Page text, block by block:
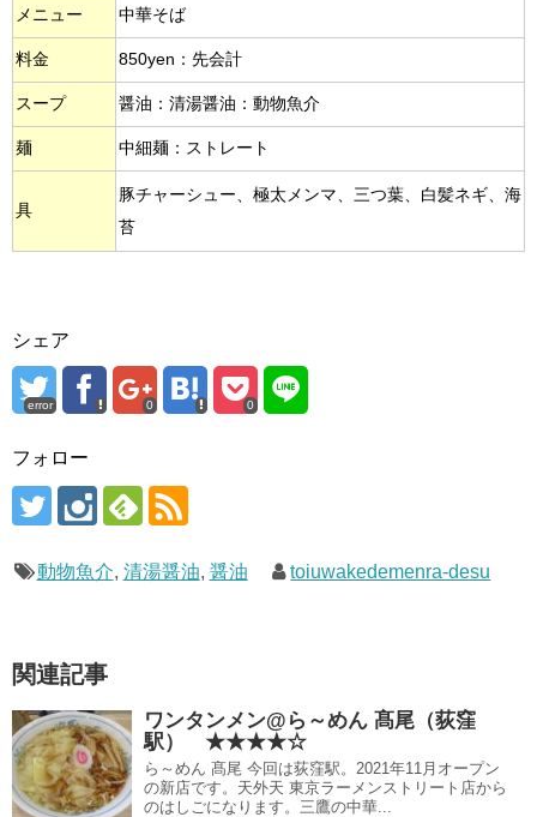
メニュー 中華そば
料金 850yen：先会計
スープ 醤油：清湯醤油：動物魚介
麺 中細麺：ストレート
具
豚チャーシュー、極太メンマ、三つ葉、白髪ネギ、海
苔
シェア
error 0 0
フォロー
動物魚介, 清湯醤油, 醤油 toiuwakedemenra-desu
関連記事
ワンタンメン@ら～めん 髙尾（荻窪
駅） ★★★★☆
ら～めん 髙尾 今回は荻窪駅。2021年11月オープン
の新店です。天外天 東京ラーメンストリート店から
のはしごになります。三鷹の中華...